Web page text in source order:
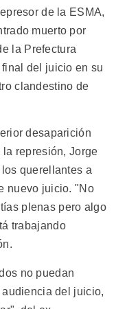
de la ESMA,
muerto por
la Prefectura
del juicio en su
clandestino de
desaparición
represión, Jorge
querellantes a
nuevo juicio. "No
plenas pero algo
trabajando
no puedan
del juicio,